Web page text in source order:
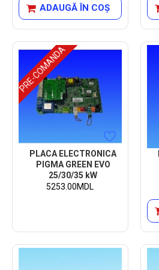
ADAUGĂ ÎN COŞ
PRE-COMANDA
PLACA ELECTRONICA
PIGMA GREEN EVO
25/30/35 kW
5253.00MDL